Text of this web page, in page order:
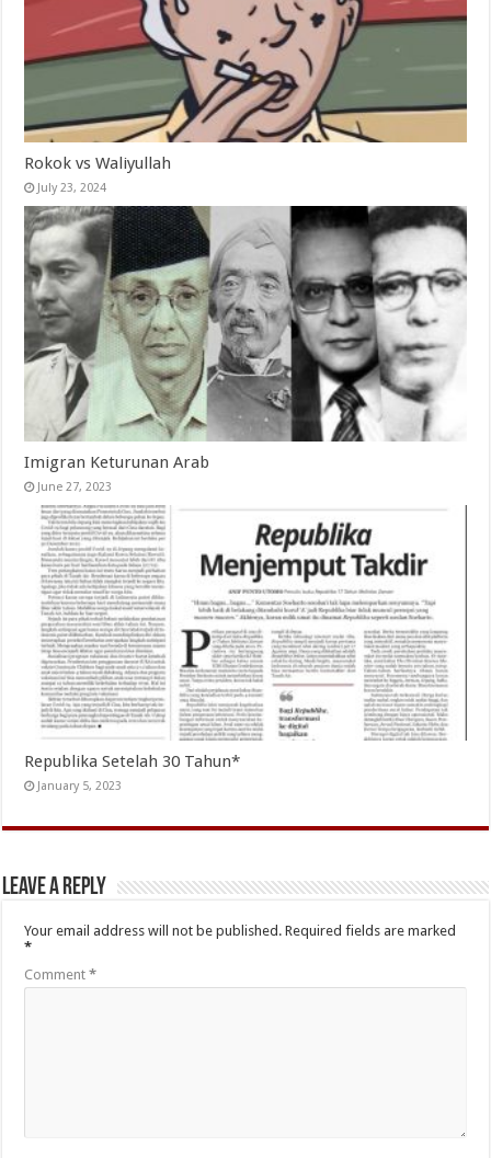
Rokok vs Waliyullah
July 23, 2024
Imigran Keturunan Arab
June 27, 2023
Republika Setelah 30 Tahun*
January 5, 2023
Leave a Reply
Your email address will not be published. Required fields are marked
*
Comment*